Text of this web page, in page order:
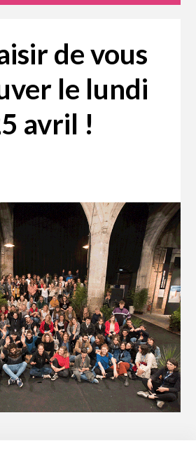
de vous
le lundi
avril !